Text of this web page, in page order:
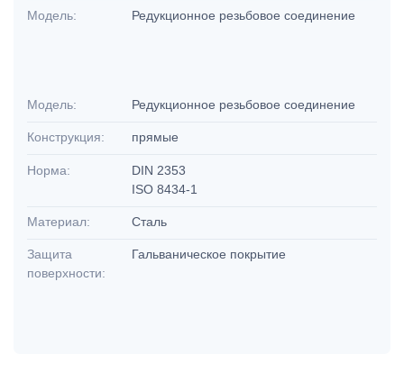
Модель: Редукционное резьбовое соединение
Модель: Редукционное резьбовое соединение
Конструкция: прямые
Норма:
DIN 2353
ISO 8434-1
Материал: Сталь
Защита
поверхности:
Гальваническое покрытие